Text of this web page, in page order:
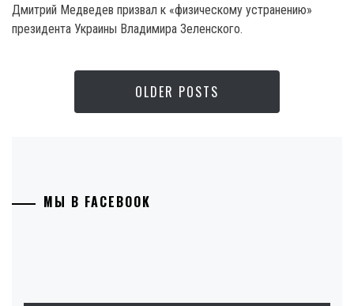
Дмитрий Медведев призвал к «физическому устранению»
президента Украины Владимира Зеленского.
OLDER POSTS
МЫ В FACEBOOK